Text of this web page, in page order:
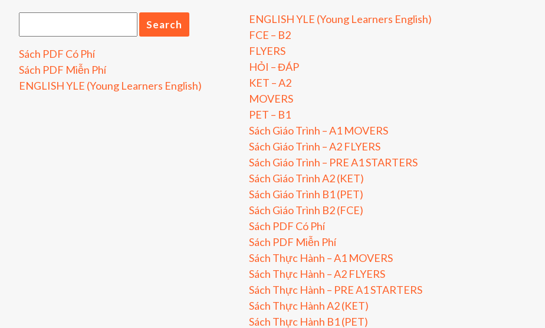
Sách PDF Có Phí
Sách PDF Miễn Phí
ENGLISH YLE (Young Learners English)
ENGLISH YLE (Young Learners English)
FCE – B2
FLYERS
HỎI – ĐÁP
KET – A2
MOVERS
PET – B1
Sách Giáo Trình – A1 MOVERS
Sách Giáo Trình – A2 FLYERS
Sách Giáo Trình – PRE A1 STARTERS
Sách Giáo Trình A2 (KET)
Sách Giáo Trình B1 (PET)
Sách Giáo Trình B2 (FCE)
Sách PDF Có Phí
Sách PDF Miễn Phí
Sách Thực Hành – A1 MOVERS
Sách Thực Hành – A2 FLYERS
Sách Thực Hành – PRE A1 STARTERS
Sách Thực Hành A2 (KET)
Sách Thực Hành B1 (PET)